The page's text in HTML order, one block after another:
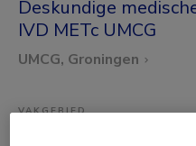
Deskundige
IVD METc UMCG
UMCG, Groningen
VAKGEBIED